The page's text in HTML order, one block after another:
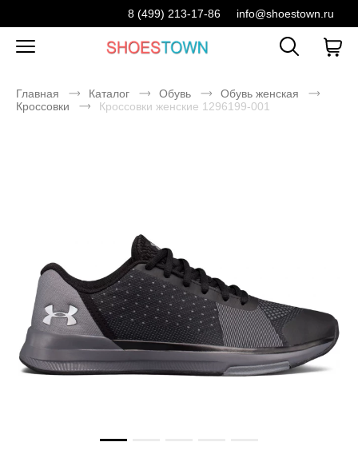
8 (499) 213-17-86 info@shoestown.ru
Главная Каталог Обувь
Обувь женская
Кроссовки
Кроссовки женские 1296199-001